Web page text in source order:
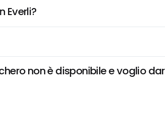
Everli?
non è disponibile e voglio